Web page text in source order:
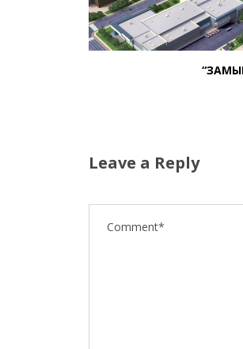
Leave a Reply